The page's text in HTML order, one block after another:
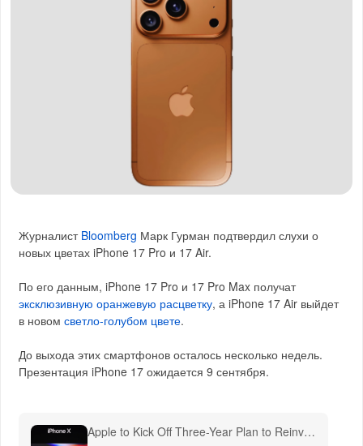
Журналист Bloomberg Марк Гурман подтвердил слухи о
новых цветах iPhone 17 Pro и 17 Air.
По его данным, iPhone 17 Pro и 17 Pro Max получат
эксклюзивную оранжевую расцветку, а iPhone 17 Air выйдет
в новомсветло-голубом цвете.
До выхода этих смартфонов осталось несколько недель.
Презентация iPhone 17 ожидается 9 сентября.
Apple to Kick Off Three-Year Plan to Reinvent Its Iconic iPhone